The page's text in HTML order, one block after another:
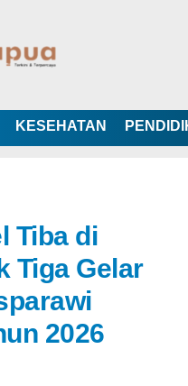
KESEHATAN
Tiba di
Tiga Gelar
2026